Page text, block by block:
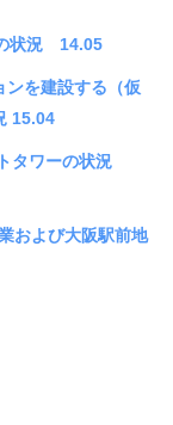
状況 14.05
ンを建設する（仮
15.04
タワーの状況
および大阪駅前地